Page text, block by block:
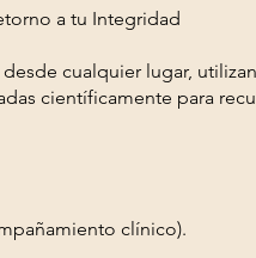
a tu Integridad
cualquier lugar,
científicamente para
clínico).